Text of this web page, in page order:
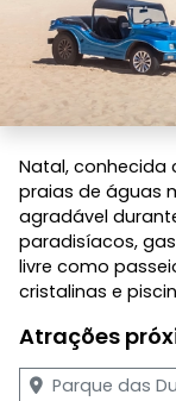
Natal, conhecida
praias de águas
agradável
paradisíacos,
livre como
cristalinas e
Atrações
Parque das